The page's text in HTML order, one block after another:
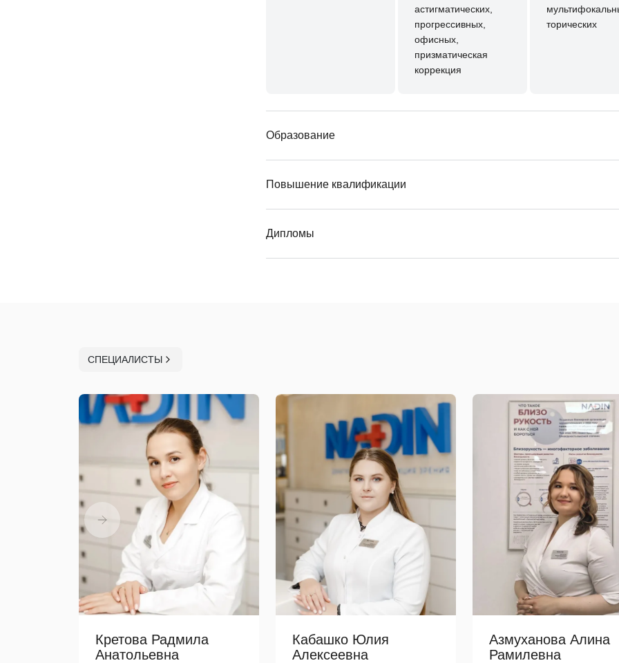
астигматических,
прогрессивных,
офисных,
призматическая
коррекция
торических
Образование
Повышение квалификации
Дипломы
СПЕЦИАЛИСТЫ
Кретова Радмила
Анатольевна
Кабашко Юлия
Алексеевна
Азмуханова Алина
Рамилевна